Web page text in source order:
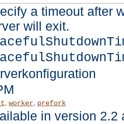
a timeout after
will exit.
, worker, prefork
in version 2.2